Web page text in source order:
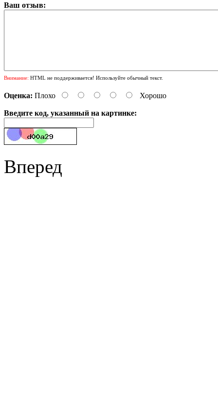
Ваш отзыв:
Внимание: HTML не поддерживается! Используйте обычный текст.
Оценка: Плохо Хорошо
Введите код, указанный на картинке:
Вперед